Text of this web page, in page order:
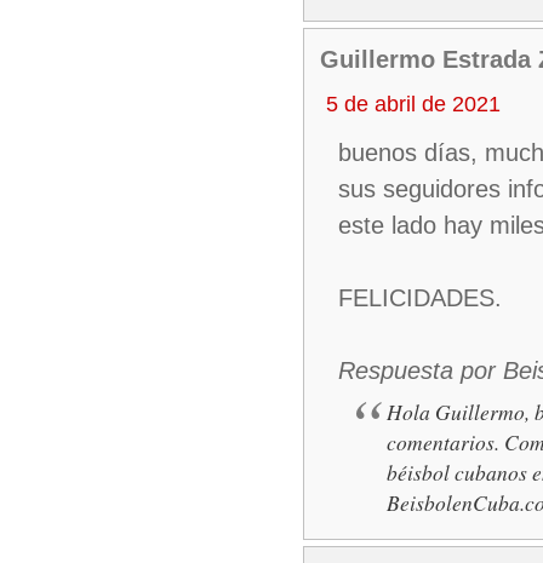
Guillermo Estrada
5 de abril de 2021
buenos días,
sus seguidores
este lado hay
FELICIDADES.
Respuesta por
Hola Guillermo,
comentarios.
béisbol cubanos